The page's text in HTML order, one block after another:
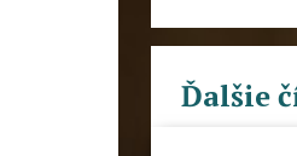
Ďalšie